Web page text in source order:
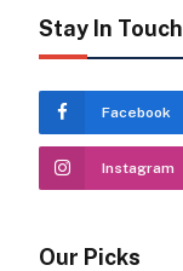
Stay In Touch
Facebook
Instagram
Our Picks